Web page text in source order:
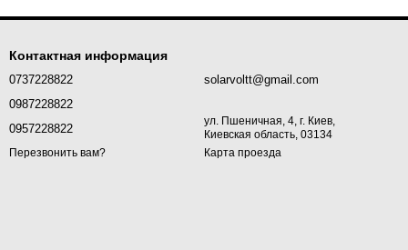
Контактная информация
0737228822
0987228822
0957228822
Перезвонить вам?
solarvoltt@gmail.com
ул. Пшеничная, 4, г. Киев,
Киевская область, 03134
Карта проезда